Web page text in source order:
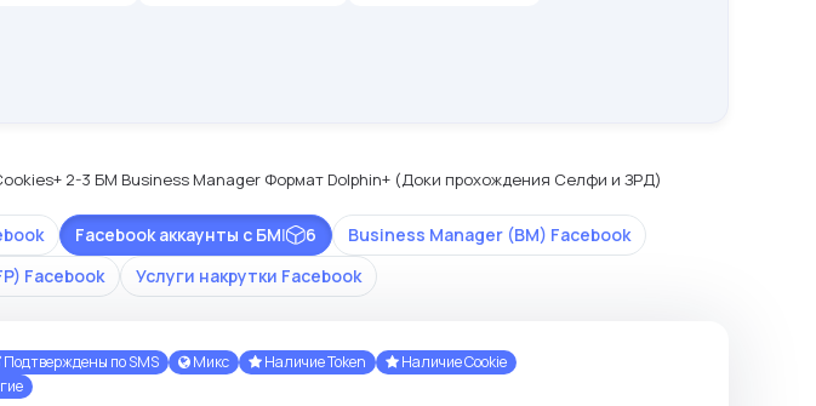
2-3 БМ Business Manager Формат Dolphin+ (Доки прохождения Селфи и ЗРД)
Facebook аккаунты с БМ| 6
Business Manager (BM) Facebook
Facebook Услуги накрутки Facebook
Подтверждены по SMS Микс Наличие Token
Наличие Cookie